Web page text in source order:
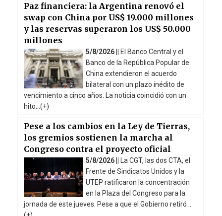
Paz financiera: la Argentina renovó el
swap con China por US$ 19.000 millones
y las reservas superaron los US$ 50.000
millones
5/8/2026 ||
El Banco Central y el
Banco de la República Popular de
China extendieron el acuerdo
bilateral con un plazo inédito de
vencimiento a cinco años. La noticia coincidió con un
hito...(+)
Pese a los cambios en la Ley de Tierras,
los gremios sostienen la marcha al
Congreso contra el proyecto oficial
5/8/2026 ||
La CGT, las dos CTA, el
Frente de Sindicatos Unidos y la
UTEP ratificaron la concentración
en la Plaza del Congreso para la
jornada de este jueves. Pese a que el Gobierno retiró ...